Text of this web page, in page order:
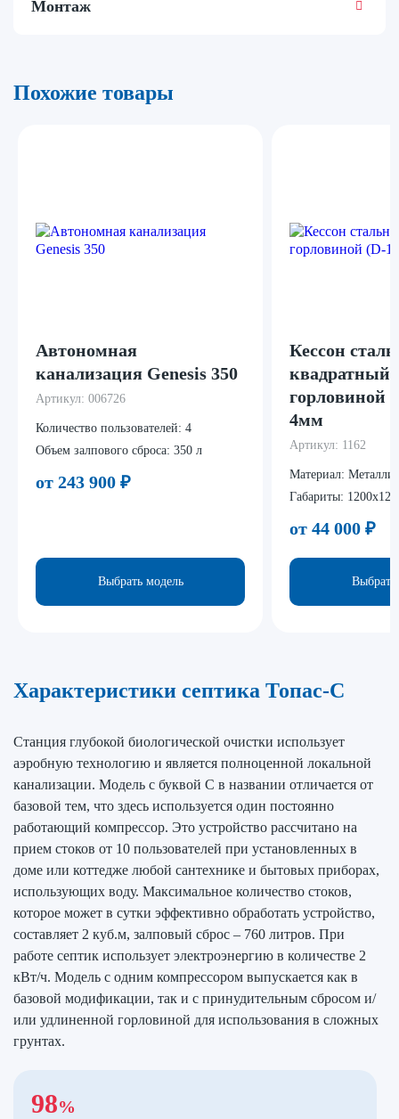
Монтаж
Похожие товары
Автономная
канализация Genesis 350
Артикул: 006726
Количество пользователей: 4
Объем залпового сброса: 350 л
от 243 900 ₽
Выбрать модель
Кессон
квадратный
горловиной
4мм
Артикул: 1162
Материал:
Габариты:
от 44 000 ₽
Выбрать
Характеристики септика Топас-С
Станция глубокой биологической очистки использует
аэробную технологию и является полноценной локальной
канализации. Модель с буквой С в названии отличается от
базовой тем, что здесь используется один постоянно
работающий компрессор. Это устройство рассчитано на
прием стоков от 10 пользователей при установленных в
доме или коттедже любой сантехнике и бытовых приборах,
использующих воду. Максимальное количество стоков,
которое может в сутки эффективно обработать устройство,
составляет 2 куб.м, залповый сброс – 760 литров. При
работе септик использует электроэнергию в количестве 2
кВт/ч. Модель с одним компрессором выпускается как в
базовой модификации, так и с принудительным сбросом и/
или удлиненной горловиной для использования в сложных
грунтах.
98%